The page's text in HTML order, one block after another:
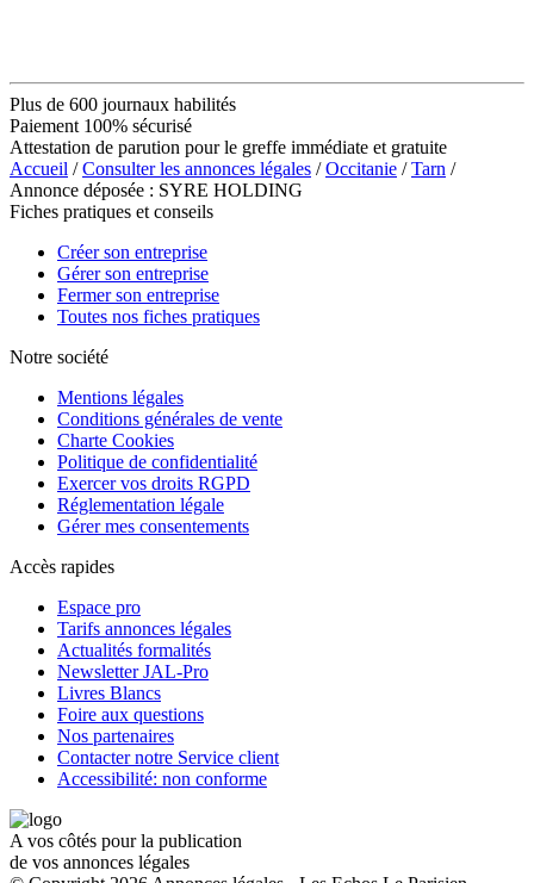
Plus de 600 journaux habilités
Paiement 100% sécurisé
Attestation de parution pour le greffe immédiate et gratuite
Accueil /Consulter les annonces légales /Occitanie /Tarn /
Annonce déposée : SYRE HOLDING
Fiches pratiques et conseils
Créer son entreprise
Gérer son entreprise
Fermer son entreprise
Toutes nos fiches pratiques
Notre société
Mentions légales
Conditions générales de vente
Charte Cookies
Politique de confidentialité
Exercer vos droits RGPD
Réglementation légale
Gérer mes consentements
Accès rapides
Espace pro
Tarifs annonces légales
Actualités formalités
Newsletter JAL-Pro
Livres Blancs
Foire aux questions
Nos partenaires
Contacter notre Service client
Accessibilité: non conforme
A vos côtés pour la publication
de vos annonces légales